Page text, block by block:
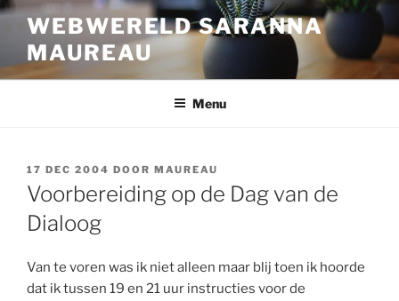
Ga
inhoud
WEBWERELD SARANNA
MAUREAU
Menu
GEPLAATST
OP
17 DEC 2004 DOOR MAUREAU
Voorbereiding op de Dag van de
Dialoog
Van te voren was ik niet alleen maar blij toen ik hoorde
dat ik tussen 19 en 21 uur instructies voor de